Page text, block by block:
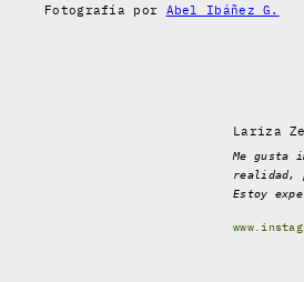
Fotografía por Abel Ibáñez G.
Lariza
Me gusta
realidad,
Estoy